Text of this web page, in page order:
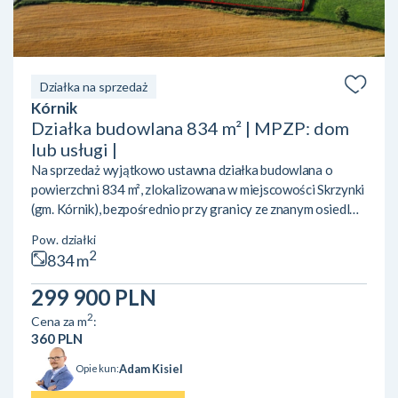
Działka na sprzedaż
Kórnik
Działka budowlana 834 m² | MPZP: dom
lub usługi |
Na sprzedaż wyjątkowo ustawna działka budowlana o
powierzchni 834 m², zlokalizowana w miejscowości Skrzynki
(gm. Kórnik), bezpośrednio przy granicy ze znanym osiedlem
zarówno pod budowę wymarzonego domu, jak i pod
inwestycję lub prowadzenie działalności gospodarczej.
LOKALIZACJA I OTOCZENIE:• Świetny dojazd do
Poznania oraz Kórnika dzięki bezpośredniemu sąsiedztwu
trasy S11.• Bliskość natury i rekreacji – w sąsiedztwie
tereny zielone ora...
Pow. działki
834 m2
299 900 PLN
Cena za m2:
360 PLN
Opiekun:Adam Kisiel